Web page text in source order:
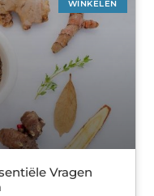
WINKELEN
Vragen